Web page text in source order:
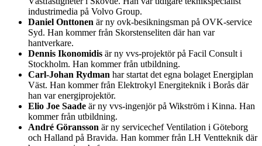
industrimedia på Volvo Group.
Daniel Onttonen är ny ovk-besikningsman på OVK-service
Syd. Han kommer från Skorstenseliten där han var
hantverkare.
Dennis Ikonomidis är ny vvs-projektör på Facil Consult i
Stockholm. Han kommer från utbildning.
Carl-Johan Rydman har startat det egna bolaget Energiplan
Väst. Han kommer från Elektrokyl Energiteknik i Borås där
han var energiprojektör.
Elio Joe Saade är ny vvs-ingenjör på Wikström i Kinna. Han
kommer från utbildning.
André Göransson är ny servicechef Ventilation i Göteborg
och Halland på Bravida. Han kommer från LH Ventteknik där